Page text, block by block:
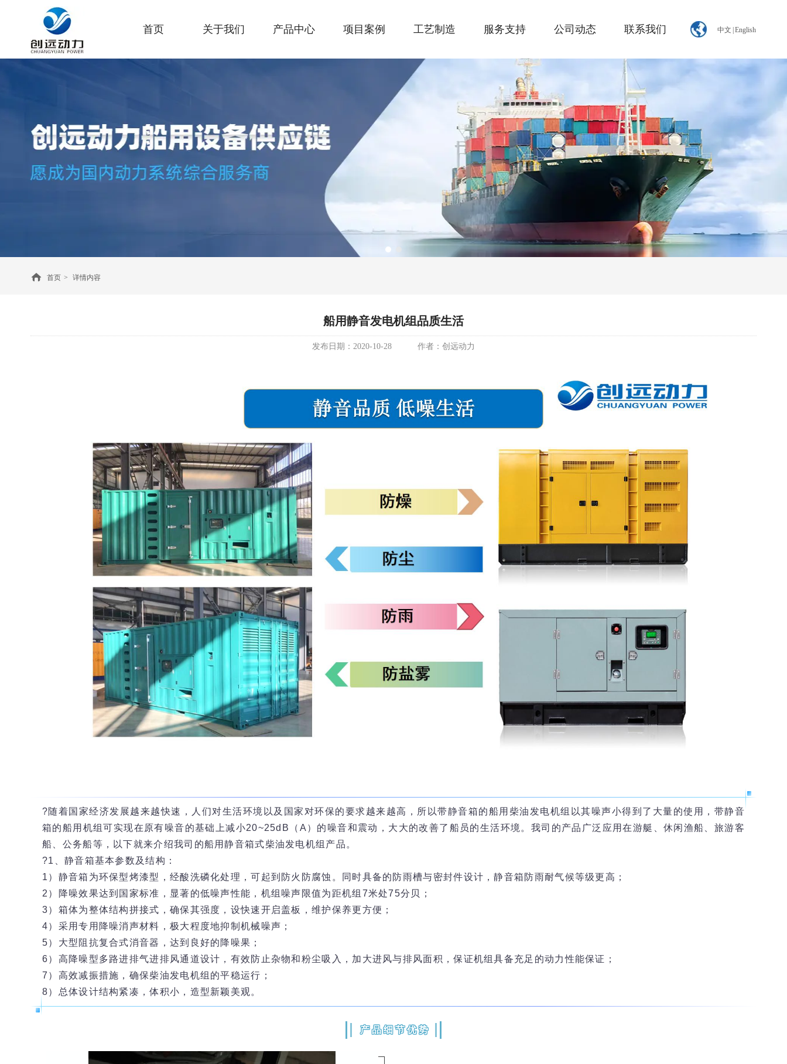
中文 English
首页 关于我们 产品中心 项目案例 工艺制造 服务支持 公司动态 联系我们
2
首页 > 详情内容
船用静音发电机组品质生活
发布日期： 2020-10-28 作者： 创远动力
?随着国家经济发展越来越快速，人们对生活环境以及国家对环保的要求越来越高，所以带静音箱的船用柴油发电机组以其噪声小得到了大量的使用，带静音
箱的船用机组可实现在原有噪音的基础上减小20~25dB（A）的噪音和震动，大大的改善了船员的生活环境。我司的产品广泛应用在游艇、休闲渔船、旅游客
船、公务船等，以下就来介绍我司的船用静音箱式柴油发电机组产品。
?1、静音箱基本参数及结构：
1）静音箱为环保型烤漆型，经酸洗磷化处理，可起到防火防腐蚀。同时具备的防雨槽与密封件设计，静音箱防雨耐气候等级更高；
2）降噪效果达到国家标准，显著的低噪声性能，机组噪声限值为距机组7米处75分贝；
3）箱体为整体结构拼接式，确保其强度，设快速开启盖板，维护保养更方便；
4）采用专用降噪消声材料，极大程度地抑制机械噪声；
5）大型阻抗复合式消音器，达到良好的降噪果；
6）高降噪型多路进排气进排风通道设计，有效防止杂物和粉尘吸入，加大进风与排风面积，保证机组具备充足的动力性能保证；
7）高效减振措施，确保柴油发电机组的平稳运行；
8）总体设计结构紧凑，体积小，造型新颖美观。
产品细节优势